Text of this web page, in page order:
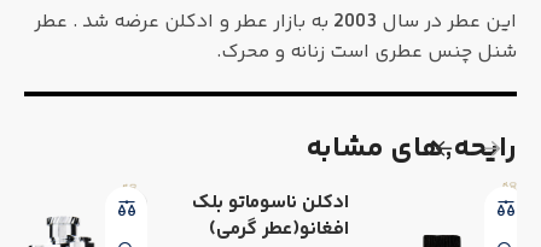
این عطر در سال 2003 به بازار عطر و ادکلن عرضه شد . عطر
شنل چنس عطری است زنانه و محرک.
رایحه٬های مشابه
ادکلن ناسوماتو بلک
افغانو(عطر گرمی)